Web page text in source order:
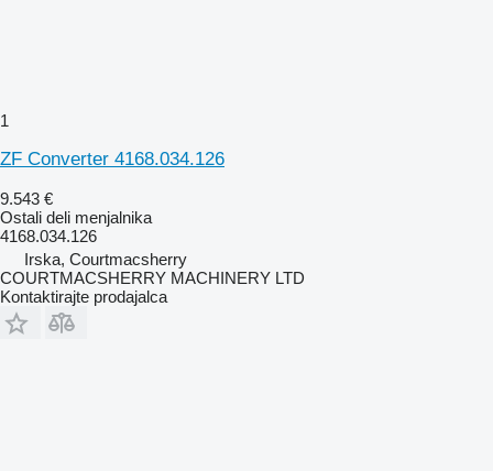
1
ZF Converter 4168.034.126
9.543 €
Ostali deli menjalnika
4168.034.126
Irska, Courtmacsherry
COURTMACSHERRY MACHINERY LTD
Kontaktirajte prodajalca